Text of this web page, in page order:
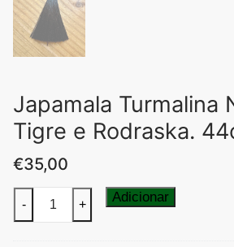
Japamala Turmalina
Tigre e Rodraska.
€35,00
Quantidade
- + Adicionar